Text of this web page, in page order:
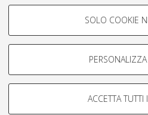
COOKIE DI PROFILAZIONE -
Si tratta di cookie utilizzati per
navigazione degli utenti, creare
Mostra cookie di profilazione
SOLO COOKIE
ACCETTA TUTTI
Impostazioni Cookie
Informativa sulla privacy
Condizioni d’uso del sito